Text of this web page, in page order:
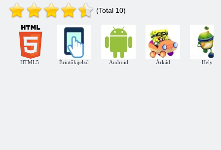
(Total 10)
HTML5 Érintőkijelző Android Árkád Hely